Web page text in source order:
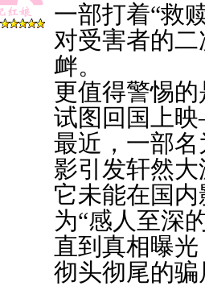
一部打着“救
对受害者的
衅。
更值得警惕
试图回国上
最近，一部
影引发轩然大
它未能在国
为“感人至深
直到真相曝
彻头彻尾的骗